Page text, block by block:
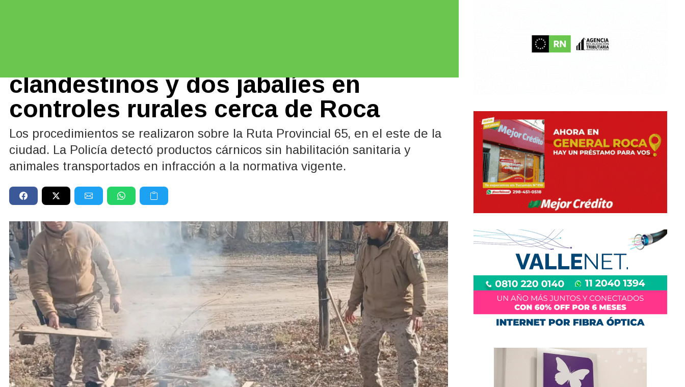
clandestinos y dos jabalíes en
controles rurales cerca de Roca
Los procedimientos se realizaron sobre la Ruta Provincial 65, en el este de la
ciudad. La Policía detectó productos cárnicos sin habilitación sanitaria y
animales transportados en infracción a la normativa vigente.